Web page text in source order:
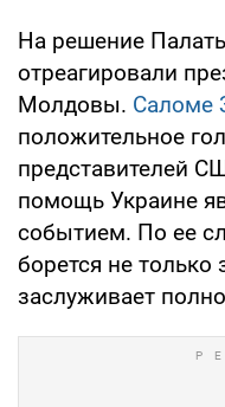
На решение
отреагировали
Молдовы. Саломе
положительное
представителей
помощь Украине
событием. По ее
борется не только
заслуживает